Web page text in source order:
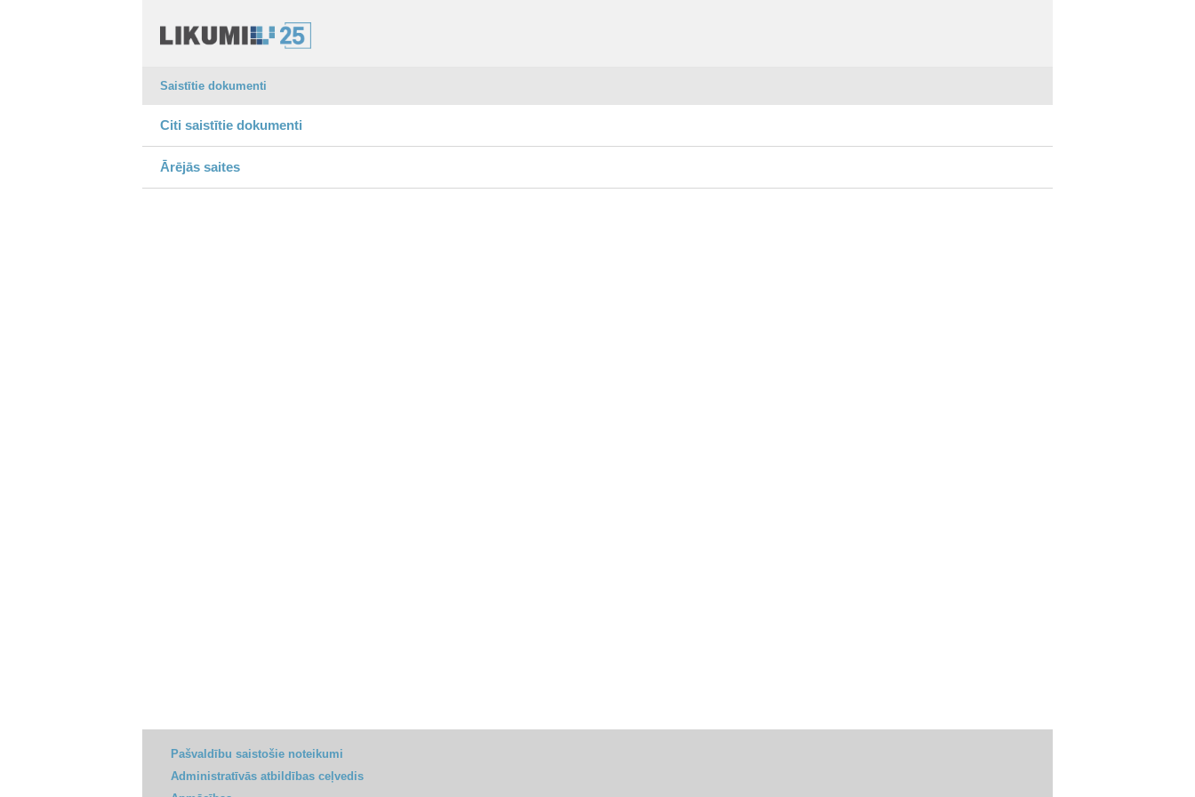
Saistītie dokumenti
Citi saistītie dokumenti
Ārējās saites
Pašvaldību saistošie noteikumi
Administratīvās atbildības ceļvedis